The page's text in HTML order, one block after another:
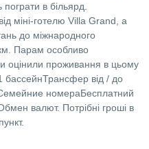
в більярд.
міні-готелю Villa Grand, а
до міжнародного
Парам особливо
оцінили проживання в цьому
бассейнТрансфер від / до
номераБесплатний
валют. Потрібні гроші в